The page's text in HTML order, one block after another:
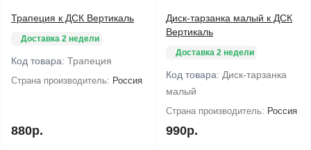
Трапеция к ДСК Вертикаль
Доставка 2 недели
Код товара: Трапеция
Страна производитель: Россия
880р.
Диск-тарзанка малый к ДСК
Вертикаль
Доставка 2 недели
Код товара: Диск-тарзанка
малый
Страна производитель: Россия
990р.